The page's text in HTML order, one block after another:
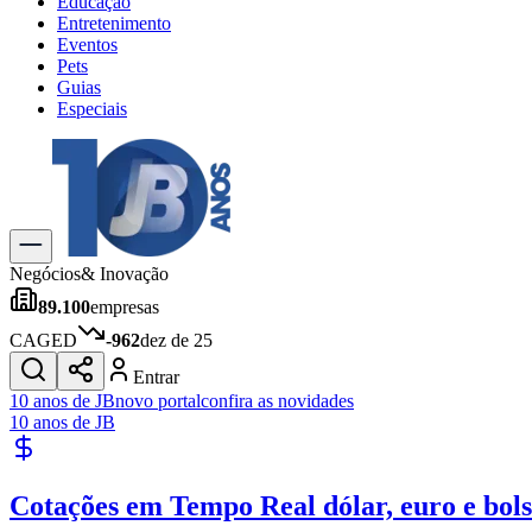
Entretenimento
Eventos
Pets
Guias
Especiais
Explore Tudo
Últimas Notícias
Previsão do Tempo
Trânsito e Rotas
Dia a Dia & Lazer
Gastronomia
Cinema & Shows
JogosNovo
Para Sua Empresa
Publicidade Legal
Negócios& Inovação
89.100empresas
CAGED
-962dez de 25
Entrar
10 anos de JBnovo portalconfira as novidades
10 anos de JB
Cotações em Tempo Real dólar, euro e